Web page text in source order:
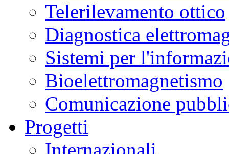
Telerilevamento ottico
Diagnostica
Sistemi per
Bioelettromagnetismo
Comunicazione
Progetti